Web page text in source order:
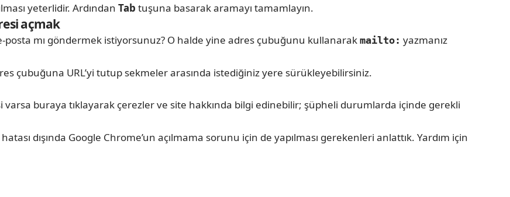
yeterlidir. Ardından Tab tuşuna basarak aramayı tamamlayın.
açmak
mı göndermek istiyorsunuz? O halde yine adres çubuğunu kullanarak mailto: yazmanız
çubuğuna URL’yi tutup sekmeler arasında istediğiniz yere sürükleyebilirsiniz.
varsa buraya tıklayarak çerezler ve site hakkında bilgi edinebilir; şüpheli durumlarda içinde gerekli
dışında Google Chrome’un açılmama sorunu için de yapılması gerekenleri anlattık. Yardım için